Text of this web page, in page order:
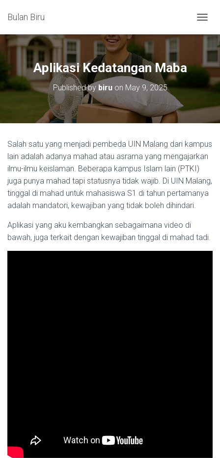
Bulan Biru
O
A
I
I
O
Aplikasi Kedatangan Maba
Published by biruon May 9, 2025
Salah satu yang menjadi pembeda UIN Malang dari kampus
lain adalah adanya mahad atau asrama yang mengajarkan
ilmu-ilmu keislaman. Beberapa kampus Islam lain (PTKI)
juga punya mahad tapi statusnya tidak wajib. Di UIN Malang,
tinggal di mahad untuk mahasiswa S1 di tahun pertamanya
adalah mandatori, kewajiban yang tidak boleh dihindari.
Aplikasi yang aku kembangkan sebagaimana video di
bawah, juga terkait dengan kewajiban tinggal di mahad tadi.